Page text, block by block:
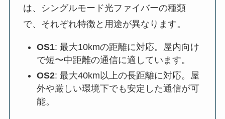
は、シングルモード光ファイバーの種類
で、それぞれ特徴と用途が異なります。
OS1: 最大10kmの距離に対応。屋内向け
で短〜中距離の通信に適しています。
OS2: 最大40km以上の長距離に対応。屋
外や厳しい環境下でも安定した通信が可
能。